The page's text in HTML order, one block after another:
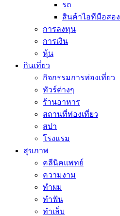
รถ
สินค้าไอทีมือสอง
การลงทุน
การเงิน
หุ้น
กินเที่ยว
กิจกรรมการท่องเที่ยว
ทัวร์ต่างๆ
ร้านอาหาร
สถานที่ท่องเที่ยว
สปา
โรงแรม
สุขภาพ
คลีนิคแพทย์
ความงาม
ทำผม
ทำฟัน
ทำเล็บ